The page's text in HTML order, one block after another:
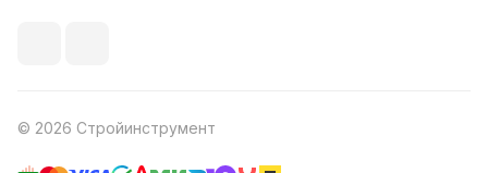
© 2026 Стройинструмент